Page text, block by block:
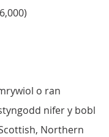
o ran
nifer y bobl
Northern